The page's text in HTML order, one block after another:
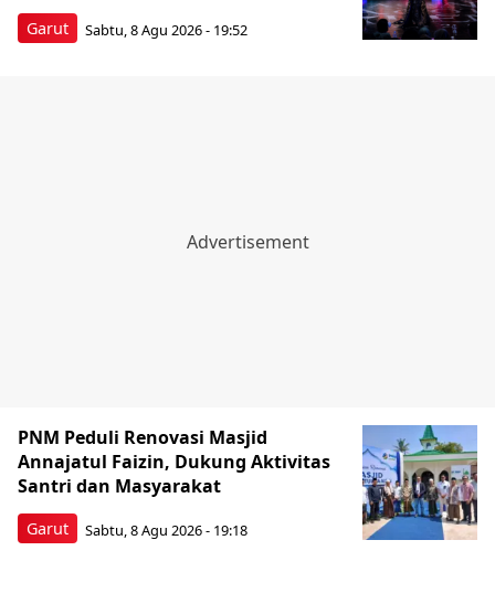
Garut Sabtu, 8 Agu 2026 - 19:52
Garut
PNM Peduli Renovasi Masjid
Annajatul Faizin, Dukung Aktivitas
Santri dan Masyarakat
Sabtu, 8 Agu 2026 - 19:18